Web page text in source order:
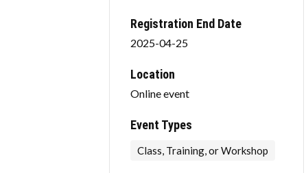
Registration End Date
2025-04-25
Location
Online event
Event Types
Class, Training, or Workshop